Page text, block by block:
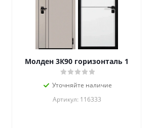
Молден 3К90 горизонталь 1
Уточняйте наличие
Артикул: 116333